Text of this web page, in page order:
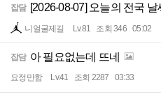
잡담 [2026-08-07] 오늘의 전국 날
니얼굴제길 Lv.81 조회 346 05:02
잡담 아 필요없는데 뜨네
요정만함 Lv.41 조회 2287 03:33